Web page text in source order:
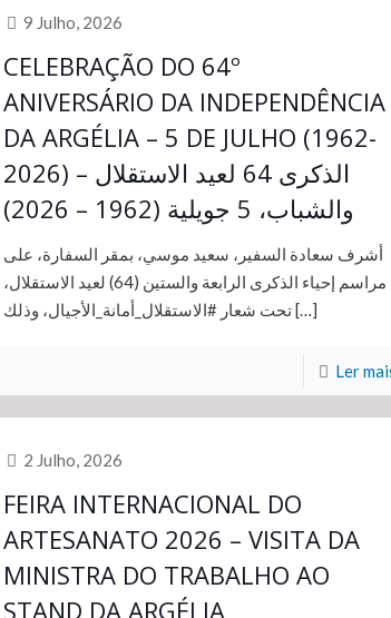
9 Julho, 2026
CELEBRAÇÃO DO 64º
ANIVERSÁRIO DA INDEPENDÊNCIA
DA ARGÉLIA – 5 DE JULHO (1962-
2026) – الذكرى 64 لعيد الاستقلال
والشباب، 5 جويلية (1962 – 2026)
أشرف سعادة السفير، سعيد موسي، بمقر السفارة، على
مراسم إحياء الذكرى الرابعة والستين (64) لعيد الاستقلال،
تحت شعار #الاستقلال_أمانة_الأجيال، وذلك[…]
Ler
2 Julho, 2026
FEIRA INTERNACIONAL DO
ARTESANATO 2026 – VISITA DA
MINISTRA DO TRABALHO AO
STAND DA ARGÉLIA